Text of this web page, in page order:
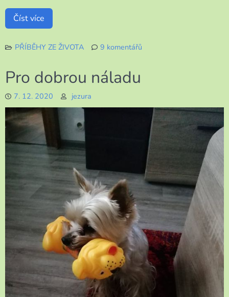
Číst více
PŘÍBĚHY ZE ŽIVOTA
9 komentářů
doba
Pro dobrou náladu
7. 12. 2020 jezura